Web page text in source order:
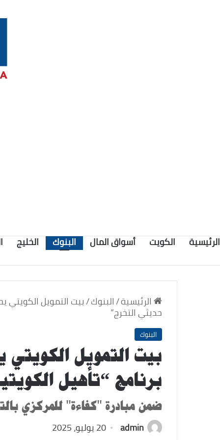
الرئيسية الكويت أسواق المال البنوك الخليج
الرئيسية/البنوك/بيت التمويل الكويتي
حديثي التخرج”
البنوك
بيت التمويل
برنامج “تأهيل
ضمن مبادرة "كفاءة" للمركزي
admin 20 يوليو، 2025